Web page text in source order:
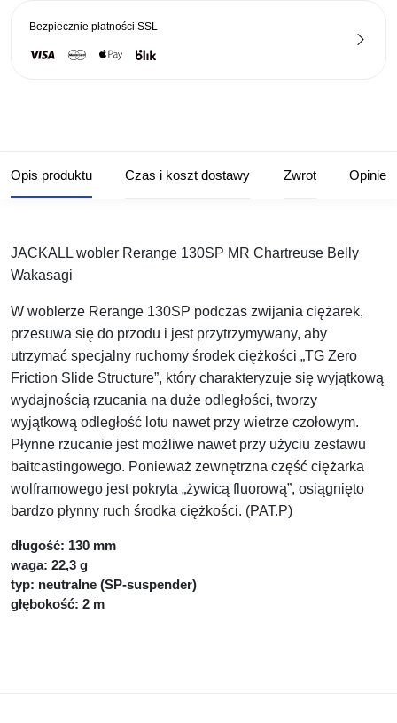
Bezpiecznie płatności SSL
Opis produktu Czas i koszt dostawy Zwrot Opinie
JACKALL wobler Rerange 130SP MR Chartreuse Belly
Wakasagi
W woblerze Rerange 130SP podczas zwijania ciężarek,
przesuwa się do przodu i jest przytrzymywany, aby
utrzymać specjalny ruchomy środek ciężkości „TG Zero
Friction Slide Structure”, który charakteryzuje się wyjątkową
wydajnością rzucania na duże odległości, tworzy
wyjątkową odległość lotu nawet przy wietrze czołowym.
Płynne rzucanie jest możliwe nawet przy użyciu zestawu
baitcastingowego. Ponieważ zewnętrzna część ciężarka
wolframowego jest pokryta „żywicą fluorową”, osiągnięto
bardzo płynny ruch środka ciężkości. (PAT.P)
długość: 130 mm
waga: 22,3 g
typ: neutralne (SP-suspender)
głębokość: 2 m